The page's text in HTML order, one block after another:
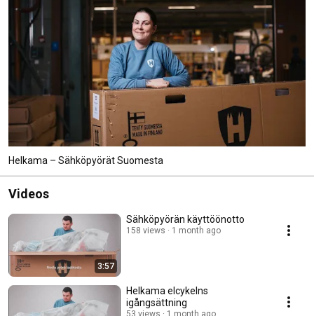
Helkama – Sähköpyörät Suomesta
Videos
3:57
Sähköpyörän käyttöönotto
158 views 1 month ago
Helkama elcykelns
igångsättning
53 views 1 month ago